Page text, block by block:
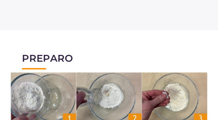
PREPARO